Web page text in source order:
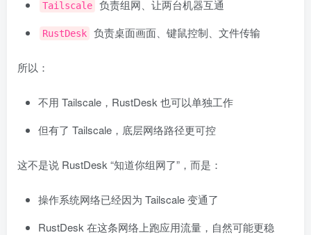
Tailscale 负责组网、让两台机器互通
RustDesk 负责桌面画面、键鼠控制、文件传输
所以：
不用 Tailscale，RustDesk 也可以单独工作
但有了 Tailscale，底层网络路径更可控
这不是说 RustDesk “知道你组网了”，而是：
操作系统网络已经因为 Tailscale 变通了
RustDesk 在这条网络上跑应用流量，自然可能更稳